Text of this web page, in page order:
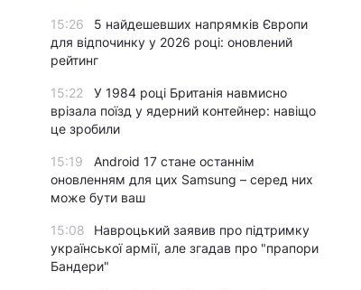
15:26
5 найдешевших напрямків Європи
для відпочинку у 2026 році: оновлений
рейтинг
15:22
У 1984 році Британія навмисно
врізала поїзд у ядерний контейнер: навіщо
це зробили
15:19
Android 17 стане останнім
оновленням для цих Samsung – серед них
може бути ваш
15:08
Навроцький заявив про підтримку
української армії, але згадав про "прапори
Бандери"